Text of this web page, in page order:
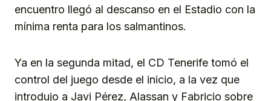
encuentro llegó al descanso en el Estadio con la
mínima renta para los salmantinos.
Ya en la segunda mitad, el CD Tenerife tomó el
control del juego desde el inicio, a la vez que
introdujo a Javi Pérez, Alassan y Fabricio sobre